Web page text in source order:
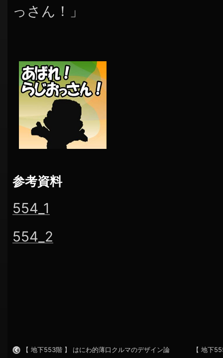
っさん！」
参考資料
554_1
554_2
【 地下553階 】 はにわ的薄口クルマのデザイン論 【 地下